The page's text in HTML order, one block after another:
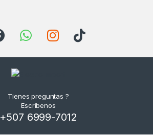
Tienes preguntas ?
Escribenos
+507 6999-7012